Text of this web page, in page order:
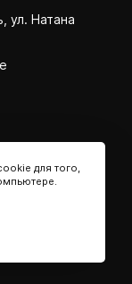
ул. Натана
муфты
для того,